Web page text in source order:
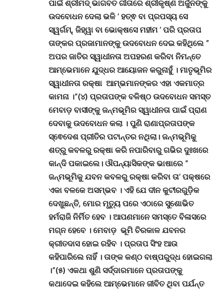
ପାଇଁ ଶ୍ରୀମଦ୍ ଭାଗବତ ଗୀତାରେ ଶ୍ରୀକୃଷ୍ଣ ଅର୍ଜୁନଙ୍କୁ
ଉଦବୋଧନ ଦେଲା ଭଳି ‘ ହତ୍ଵ ବା ପ୍ରପସ୍ୟ ସେ
ସ୍ୱର୍ଗମ୍, ଜିହ୍ୱା ବା ଭୋକ୍ଷସେ ମହୀମ ‘ ପରି ପ୍ରତାପ
ତାଙ୍କର ପ୍ରଜାମାନଙ୍କୁ ଉଦବୋଧନ ଦେଇ କହିଥିଲେ ”
ଅପର ଜାତିର ସ୍ୱାଧୀନତା ଅପହରଣ କରିବା ନିମନ୍ତେ
ଆମ୍ଭେମାନେ ଯୁଦ୍ଧର ଆୟୋଜନ କରୁନାହୁଁ । ମାତୃଭୂମିର
ସ୍ୱାଧୀନତା ରକ୍ଷା ଆମ୍ଭମାନଙ୍କର ଏହା ଏକମାତ୍ର
କାମନା ।”(୪) ପ୍ରତାପଙ୍କ ବଳିଷ୍ଠ ଉଦବୋଧନ ସମସ୍ତ
ମେବାଡ଼ ବାସୀଙ୍କୁ ଜନ୍ମଭୂମିର ସ୍ୱାଧୀନତା ପାଇଁ ପ୍ରାଣ
ଦେବାକୁ ଉଦବୋଧନ କଲା । ପୁଣି ରାଣାପ୍ରତାପଙ୍କ
ସ୍ଵେଦେଶ ପ୍ରୀତିର ପଟାନ୍ତର ନଥିଲା। ଜନ୍ମଭୂମିକୁ
ଶତ୍ରୁ କବଳରୁ ରକ୍ଷା କରି ନପାରିବାରୁ ଗଭିର ଦୁଃଖରେ
କାନ୍ଦି ପକାଇଲେ। ଔପନ୍ୟାସିକଙ୍କ ଭାଷାରେ ”
ଜନ୍ମଭୂମିକୁ ଯବନ କବଳରୁ ରକ୍ଷା କରିବା ତା‘ ପକ୍ଷରେ
ଏକା ବଳକେ ଅସମ୍ଭବ । ଏହି ଯେ ଦୀନ କୁଟୀରଗୁଡ଼ିକ
ଦେଖୁଛନ୍ତି, ମୋର ମୃତ୍ୟୁ ପରେ ଏଠାରେ ସୁଶୋଭିତ
ହର୍ମରାଜି ନିର୍ମିତ ହେବ । ଆପଣମାନେ ସମସ୍ତେ ବିଳାସରେ
ମଗ୍ନ ହେବେ । ମେବାଡ଼ ଭୂମି ଚିରକାଳ ଯବନର
କ୍ରୀତଦାସ ହୋଇ ରହିବ । ପ୍ରତାପ ସିଂହ ଆଉ
କହିପାରିଲେ ନାହିଁ । ତାଙ୍କ କଣ୍ଠ ବାଷ୍ପରୁଦ୍ଧ ହୋଇଗଲା
।”(୫) ଏକଥା ଶୁଣି ସର୍ଦ୍ଦାରମାନେ ପ୍ରତାପଙ୍କୁ
କଥାଦେଇ କହିଲେ ଆମ୍ଭେମାନେ ଜୀବିତ ଥିବା ପର୍ଯନ୍ତ